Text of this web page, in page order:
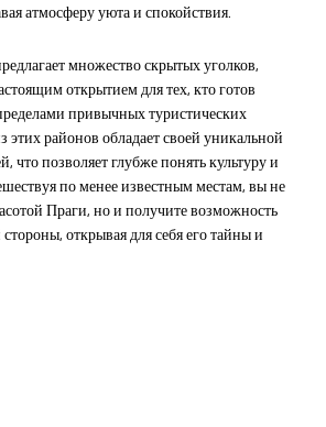
атмосферу уюта и спокойствия.
множество скрытых уголков,
открытием для тех, кто готов
привычных туристических
районов обладает своей уникальной
что позволяет глубже понять культуру и
по менее известным местам, вы не
Праги, но и получите возможность
открывая для себя его тайны и